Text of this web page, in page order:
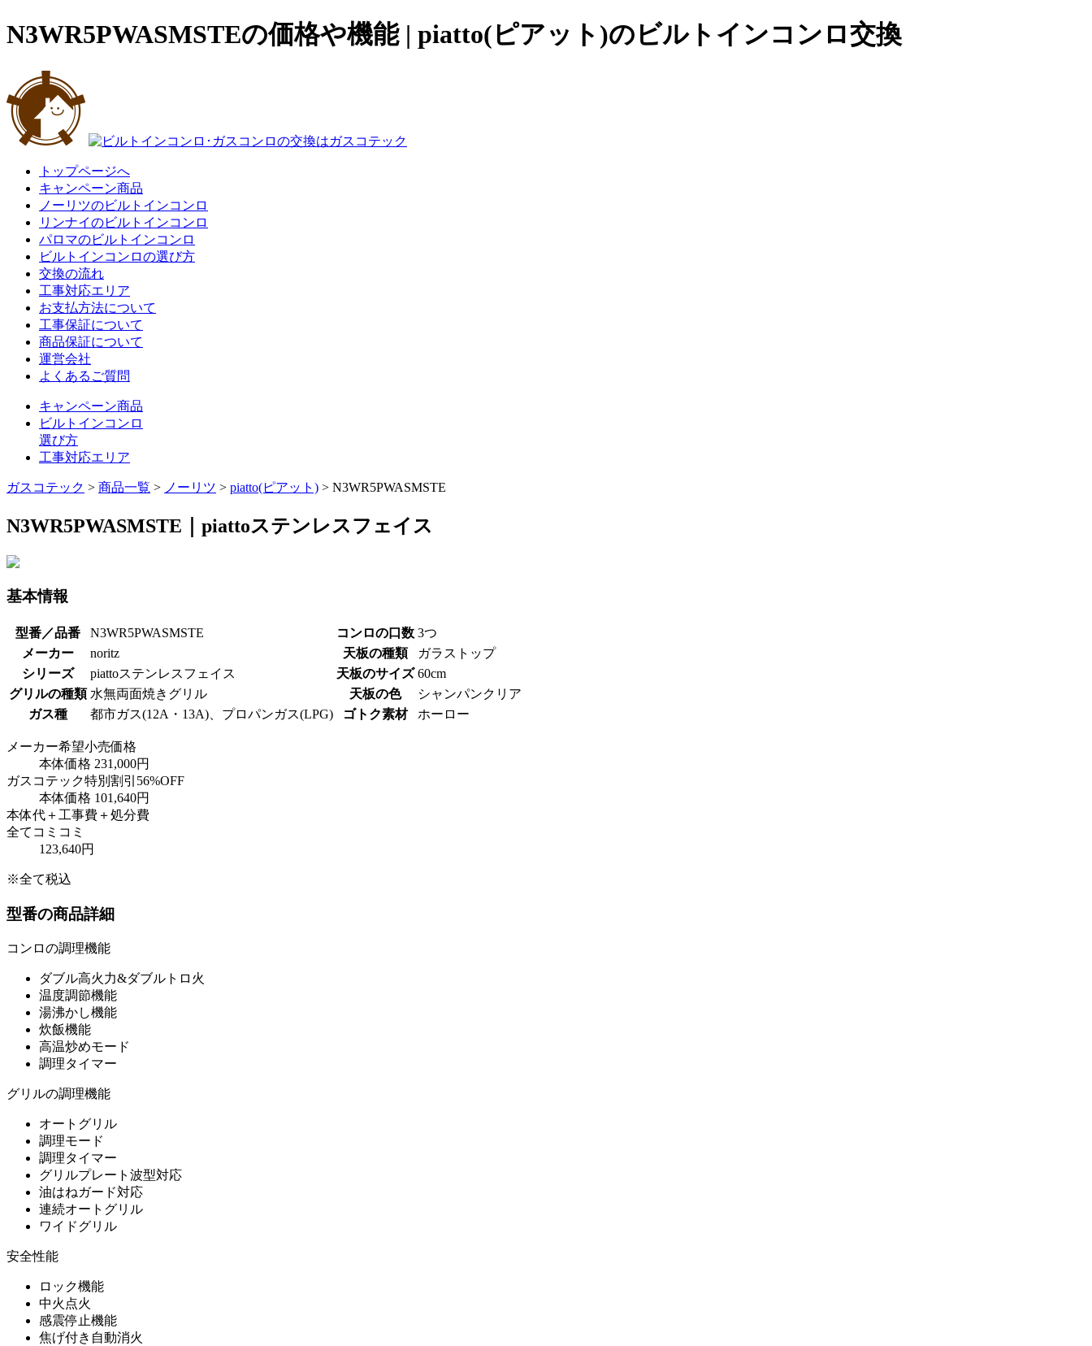
N3WR5PWASMSTEの価格や機能 | piatto(ピアット)のビルトインコンロ交換
トップページへ
キャンペーン商品
ノーリツのビルトインコンロ
リンナイのビルトインコンロ
パロマのビルトインコンロ
ビルトインコンロの選び方
交換の流れ
工事対応エリア
お支払方法について
工事保証について
商品保証について
運営会社
よくあるご質問
キャンペーン商品
ビルトインコンロ
選び方
工事対応エリア
ガスコテック > 商品一覧 > ノーリツ > piatto(ピアット) > N3WR5PWASMSTE
N3WR5PWASMSTE｜piattoステンレスフェイス
基本情報
型番／品番 N3WR5PWASMSTE コンロの口数 3つ
メーカー
noritz 天板の種類
ガラストップ
シリーズ
piattoステンレスフェイス 天板のサイズ 60cm
グリルの種類 水無両面焼きグリル 天板の色
シャンパンクリア
ガス種
都市ガス(12A・13A)、プロパンガス(LPG) ゴトク素材 ホーロー
メーカー希望小売価格
本体価格 231,000円
ガスコテック特別割引 56%OFF
本体価格 101,640円
本体代＋工事費＋処分費
全てコミコミ
123,640円
※全て税込
型番の商品詳細
コンロの調理機能
ダブル高火力&ダブルトロ火
温度調節機能
湯沸かし機能
炊飯機能
高温炒めモード
調理タイマー
グリルの調理機能
オートグリル
調理モード
調理タイマー
グリルプレート波型対応
油はねガード対応
連続オートグリル
ワイドグリル
安全性能
ロック機能
中火点火
感震停止機能
焦げ付き自動消火